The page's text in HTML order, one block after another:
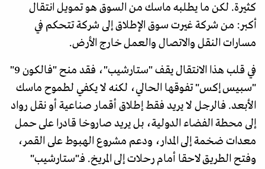
كثيرة. لكن ما يطلبه ماسك من السوق هو تمويل انتقال
أكبر: من شركة غيرت سوق الإطلاق إلى شركة تتحكم في
مسارات النقل والاتصال والعمل خارج الأرض.
في قلب هذا الانتقال يقف "ستارشيب"، فقد منح "فالكون 9"
"سبيس إكس" تفوقها الحالي، لكنه لا يكفي لطموح ماسك
الأبعد. فالرجل لا يريد فقط إطلاق أقمار صناعية أو نقل رواد
إلى محطة الفضاء الدولية، بل يريد صاروخا قادرا على حمل
معدات ضخمة إلى المدار، ودعم مشروع الهبوط على القمر،
وفتح الطريق لاحقا أمام رحلات إلى المريخ. فـ"ستارشيب"